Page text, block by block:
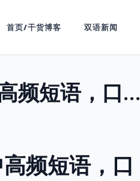
首页/干货博客 双语新闻
活用‘Keep’：解锁生活/美剧中高频短语，口语、写作双提升！
频短语，口